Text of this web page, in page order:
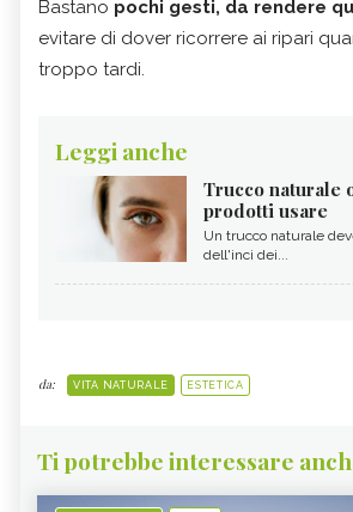
Bastano pochi gesti, da rendere
evitare di dover ricorrere ai ripari
troppo tardi.
Leggi anche
Trucco naturale
prodotti usare
Un trucco naturale
dell'inci dei...
da: VITA NATURALE ESTETICA
Ti potrebbe interessare